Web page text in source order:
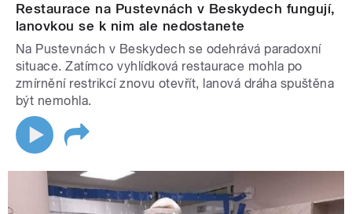
Restaurace na Pustevnách v Beskydech fungují,
lanovkou se k nim ale nedostanete
Na Pustevnách v Beskydech se odehrává paradoxní
situace. Zatímco vyhlídková restaurace mohla po
zmírnění restrikcí znovu otevřít, lanová dráha spuštěna
být nemohla.